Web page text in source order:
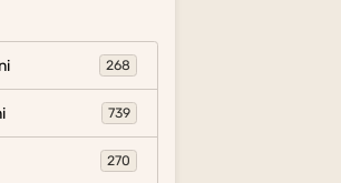
268
739
270